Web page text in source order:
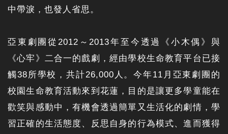
中帶淚，也發人省思。
亞東劇團從2012～2013年至今透過《小木偶》與
《心牢》二合一的戲劇，經由學校生命教育平台已接
觸38所學校，共計26,000人。今年11月亞東劇團的
校園生命教育活動來到花蓮，目的是讓更多學童能在
歡笑與感動中，有機會透過簡單又生活化的劇情，學
習正確的生活態度、反思自身的行為模式、進而獲得